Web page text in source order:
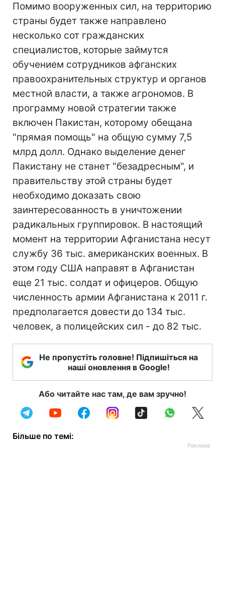
Помимо вооруженных сил, на территорию
страны будет также направлено
несколько сот гражданских
специалистов, которые займутся
обучением сотрудников афганских
правоохранительных структур и органов
местной власти, а также агрономов. В
программу новой стратегии также
включен Пакистан, которому обещана
"прямая помощь" на общую сумму 7,5
млрд долл. Однако выделение денег
Пакистану не станет "безадресным", и
правительству этой страны будет
необходимо доказать свою
заинтересованность в уничтожении
радикальных группировок. В настоящий
момент на территории Афганистана несут
службу 36 тыс. американских военных. В
этом году США направят в Афганистан
еще 21 тыс. солдат и офицеров. Общую
численность армии Афганистана к 2011 г.
предполагается довести до 134 тыс.
человек, а полицейских сил - до 82 тыс.
Не пропустіть головне! Підпишіться на
наші оновлення в Google!
Або читайте нас там, де вам зручно!
Більше по темі: